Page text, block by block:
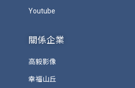
Youtube
關係企業
高毅影像
幸福山丘